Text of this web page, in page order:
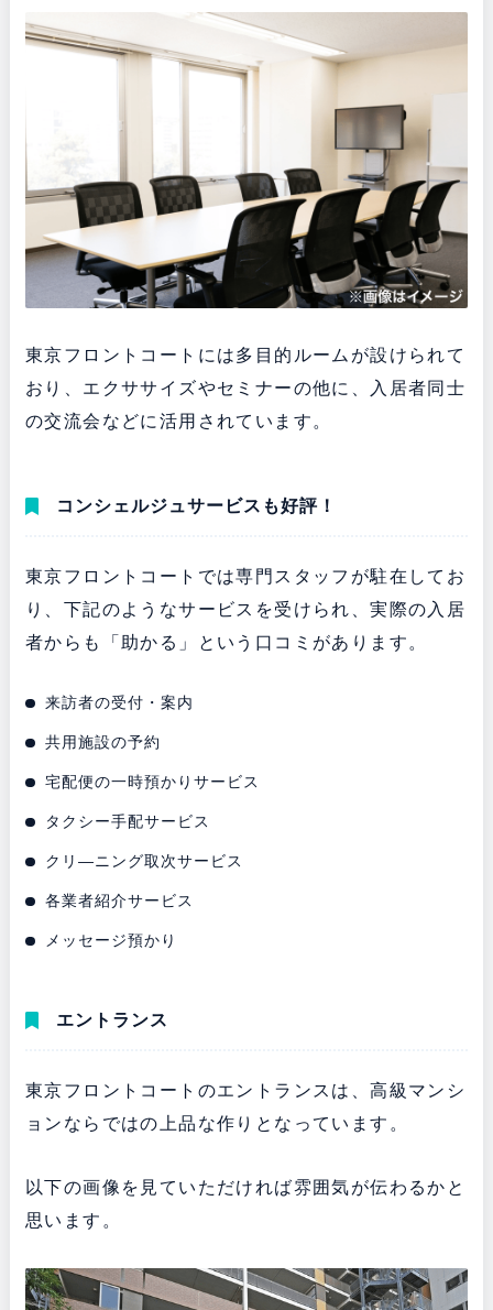
東京フロントコートには多目的ルームが設けられて
おり、エクササイズやセミナーの他に、入居者同士
の交流会などに活用されています。
コンシェルジュサービスも好評！
東京フロントコートでは専門スタッフが駐在してお
り、下記のようなサービスを受けられ、実際の入居
者からも「助かる」という口コミがあります。
来訪者の受付・案内
共用施設の予約
宅配便の一時預かりサービス
タクシー手配サービス
クリ―ニング取次サービス
各業者紹介サービス
メッセージ預かり
エントランス
東京フロントコートのエントランスは、高級マンシ
ョンならではの上品な作りとなっています。
以下の画像を見ていただければ雰囲気が伝わるかと
思います。